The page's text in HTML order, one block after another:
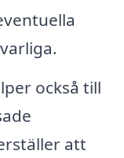
också till
att